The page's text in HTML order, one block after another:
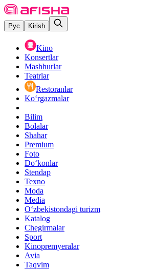
Рус Kirish
Kino
Konsertlar
Mashhurlar
Teatrlar
Restoranlar
Ko‘rgazmalar
Bilim
Bolalar
Shahar
Premium
Foto
Do‘konlar
Stendap
Texno
Moda
Media
O‘zbekistondagi turizm
Katalog
Chegirmalar
Sport
Kinopremyeralar
Avia
Taqvim